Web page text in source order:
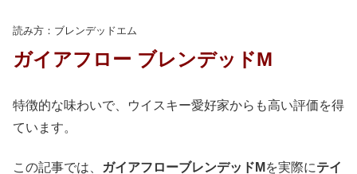
読み方：ブレンデッドエム
ガイアフロー ブレンデッドM
特徴的な味わいで、ウイスキー愛好家からも高い評価を得
ています。
この記事では、 ガイアフローブレンデッドM を実際にテイ